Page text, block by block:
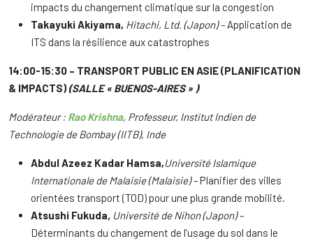
impacts du changement climatique sur la congestion
Takayuki Akiyama, Hitachi, Ltd. (Japon) –Application de
ITS dans la résilience aux catastrophes
14:00-15:30 – TRANSPORT PUBLIC EN ASIE (PLANIFICATION
& IMPACTS)(SALLE « BUENOS-AIRES » )
Modérateur : Rao Krishna, Professeur, Institut Indien de
Technologie de Bombay (IITB), Inde
Abdul Azeez Kadar Hamsa,Université Islamique
Internationale de Malaisie (Malaisie) –Planifier des villes
orientées transport (TOD) pour une plus grande mobilité.
Atsushi Fukuda, Université de Nihon (Japon) –
Déterminants du changement de l’usage du sol dans le